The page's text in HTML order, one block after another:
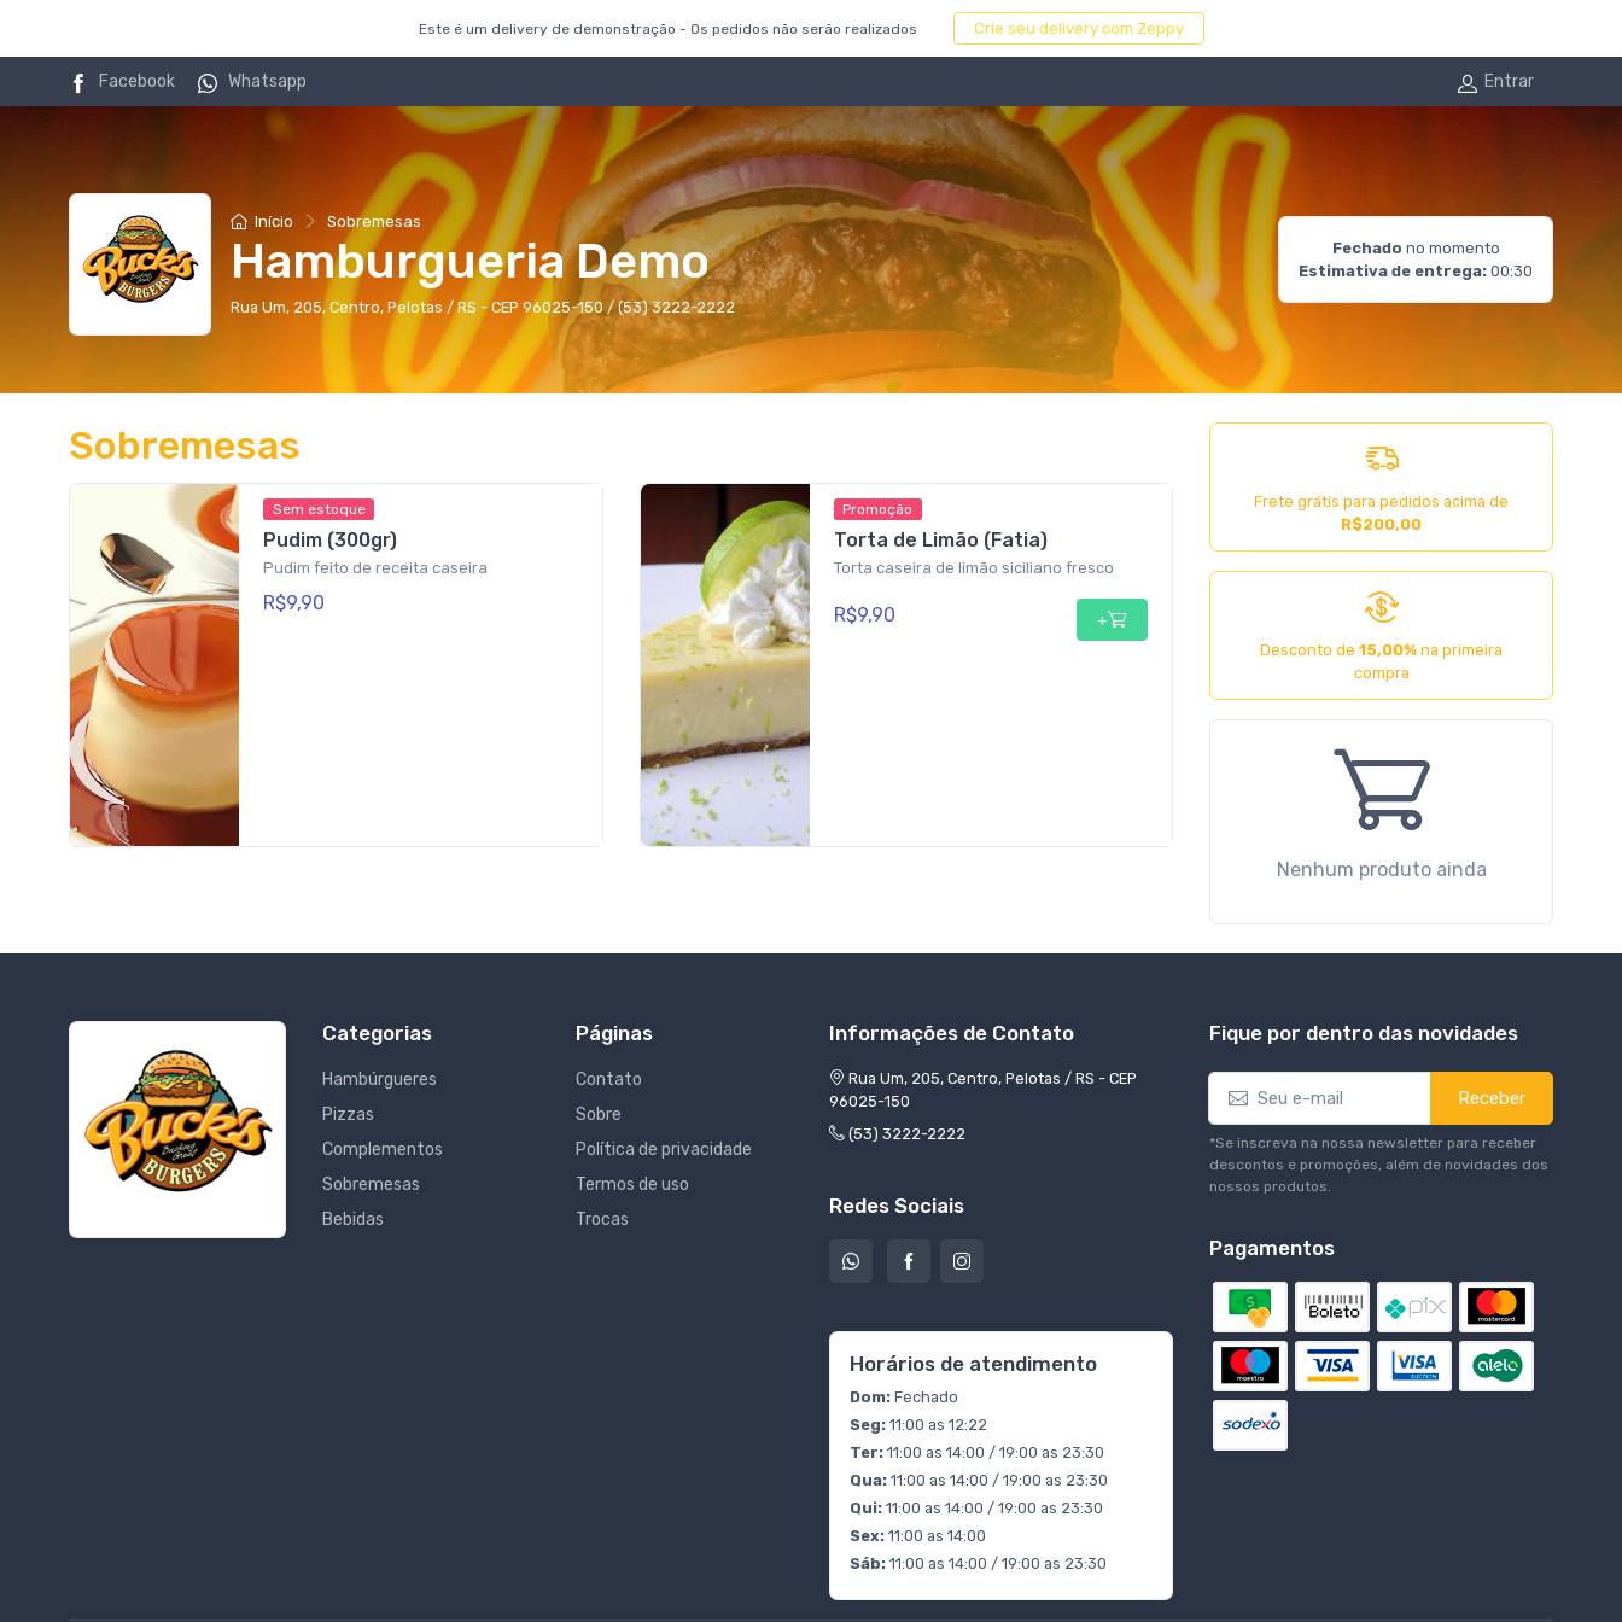
Este é um delivery de demonstração - Os pedidos não serão realizados Crie seu delivery com Zeppy
Facebook Whatsapp Entrar
Início Sobremesas
Hamburgueria Demo
Rua Um, 205, Centro, Pelotas / RS - CEP 96025-150 / (53) 3222-2222
Fechado no momento
Estimativa de entrega: 00:30
Sobremesas
Sem estoque
Pudim (300gr)
Pudim feito de receita caseira
R$9,90
Promoção
Torta de Limão (Fatia)
Torta caseira de limão siciliano fresco
R$9,90 +
Frete grátis para pedidos acima de
R$200,00
Desconto de 15,00% na primeira
compra
Nenhum produto ainda
Categorias
Hambúrgueres
Pizzas
Complementos
Sobremesas
Bebidas
Páginas
Contato
Sobre
Política de privacidade
Termos de uso
Trocas
Informações de Contato
Rua Um, 205, Centro, Pelotas / RS - CEP
96025-150
(53) 3222-2222
Redes Sociais
Horários de atendimento
Dom: Fechado
Seg: 11:00 as 12:22
Ter: 11:00 as 14:00 / 19:00 as 23:30
Qua: 11:00 as 14:00 / 19:00 as 23:30
Qui: 11:00 as 14:00 / 19:00 as 23:30
Sex: 11:00 as 14:00
Sáb: 11:00 as 14:00 / 19:00 as 23:30
Fique por dentro das novidades
Receber
*Se inscreva na nossa newsletter para receber
descontos e promoções, além de novidades dos
nossos produtos.
Pagamentos